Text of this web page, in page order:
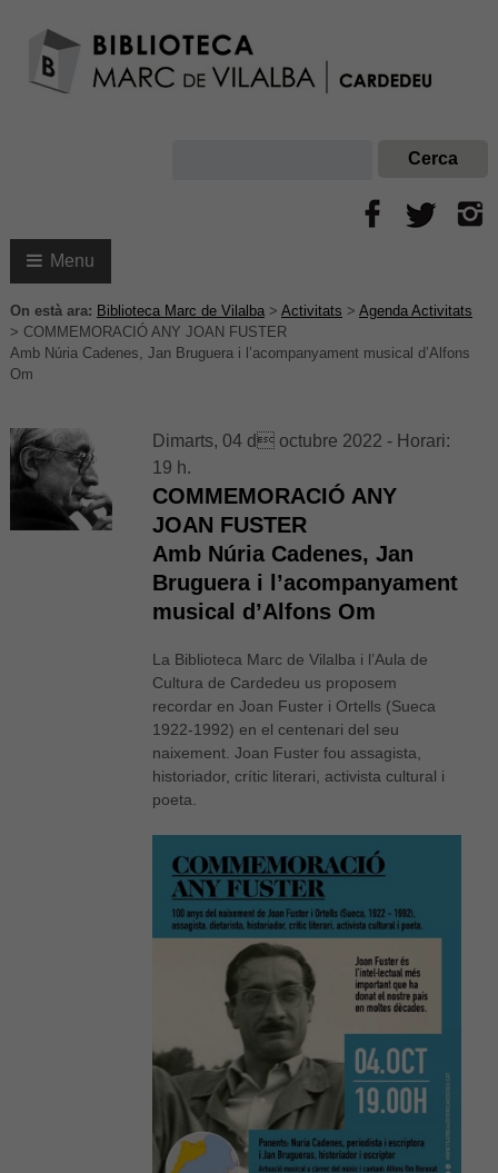
Menu
On està ara: Biblioteca Marc de Vilalba> Activitats > Agenda Activitats
> COMMEMORACIÓ ANY JOAN FUSTER
Amb Núria Cadenes, Jan Bruguera i l’acompanyament musical d’Alfons
Om
Dimarts, 04 d octubre 2022 - Horari:
19 h.
COMMEMORACIÓ ANY
JOAN FUSTER
Amb Núria Cadenes, Jan
Bruguera i l’acompanyament
musical d’Alfons Om
La Biblioteca Marc de Vilalba i l’Aula de
Cultura de Cardedeu us proposem
recordar en Joan Fuster i Ortells (Sueca
1922-1992) en el centenari del seu
naixement. Joan Fuster fou assagista,
historiador, crític literari, activista cultural i
poeta.